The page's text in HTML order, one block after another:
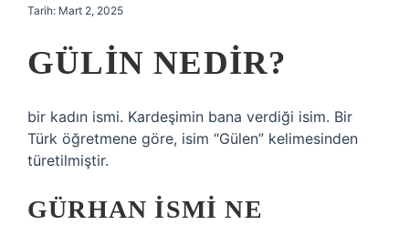
Tarih: Mart 2, 2025
GÜLIN NEDIR?
bir kadın ismi. Kardeşimin bana verdiği isim. Bir
Türk öğretmene göre, isim “Gülen” kelimesinden
türetilmiştir.
GÜRHAN ISMI NE